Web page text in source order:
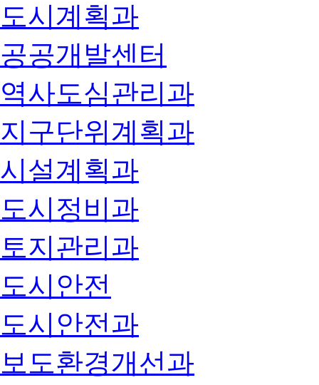
도시계획과
공공개발센터
역사도심관리과
지구단위계획과
시설계획과
도시정비과
토지관리과
도시안전
도시안전과
보도환경개선과